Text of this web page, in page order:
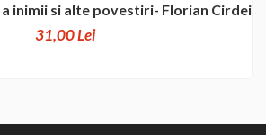
inimii si alte povestiri- Florian Cirdei
31,00 Lei